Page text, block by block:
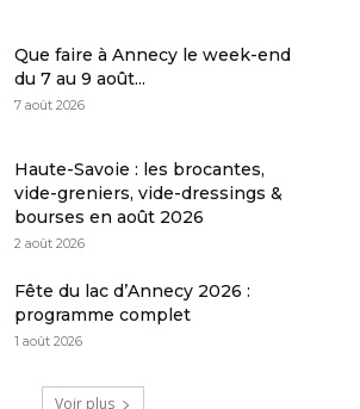
Que faire à Annecy le week-end
du 7 au 9 août...
7 août 2026
Haute-Savoie : les brocantes,
vide-greniers, vide-dressings &
bourses en août 2026
2 août 2026
Fête du lac d’Annecy 2026 :
programme complet
1 août 2026
Voir plus